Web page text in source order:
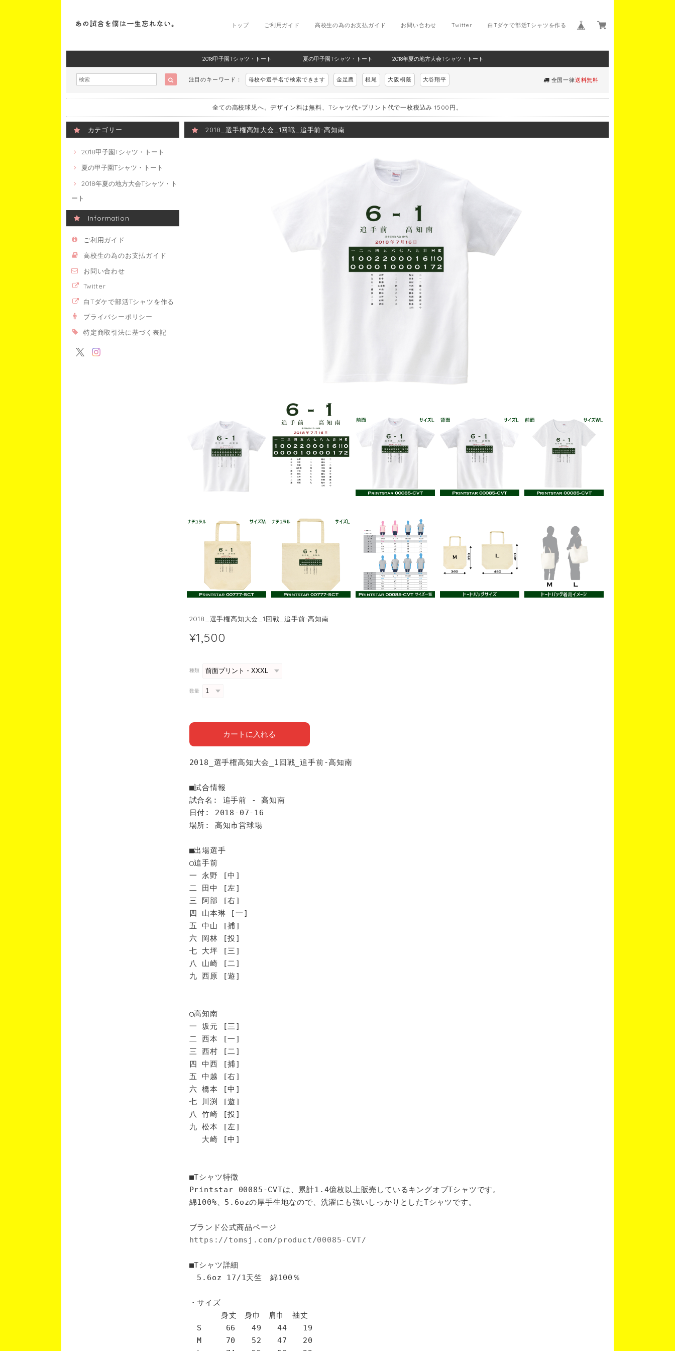
白Tダケで部活Tシャツを作る
Twitter
お問い合わせ
高校生の為のお支払ガイド
ご利用ガイド
トップ
2018甲子園Tシャツ・トート 夏の甲子園Tシャツ・トート 2018年夏の地方大会Tシャツ・トート
注目のキーワード： 母校や選手名で検索できます 金足農 根尾 大阪桐蔭 大谷翔平 全国一律送料無料
全ての高校球児へ。デザイン料は無料、Tシャツ代+プリント代で一枚税込み 1500円。
カテゴリー
2018甲子園Tシャツ・トート
夏の甲子園Tシャツ・トート
2018年夏の地方大会Tシャツ・ト
ート
Information
ご利用ガイド
高校生の為のお支払ガイド
お問い合わせ
Twitter
白Tダケで部活Tシャツを作る
プライバシーポリシー
特定商取引法に基づく表記
2018_選手権高知大会_1回戦_追手前-高知南
2018_選手権高知大会_1回戦_追手前-高知南
¥1,500
種類
数量
カートに入れる
2018_選手権高知大会_1回戦_追手前-高知南
■試合情報
試合名: 追手前 - 高知南
日付: 2018-07-16
場所: 高知市営球場
■出場選手
◯追手前
一 永野 [中]
二 田中 [左]
三 阿部 [右]
四 山本琳 [一]
五 中山 [捕]
六 岡林 [投]
七 大坪 [三]
八 山崎 [二]
九 西原 [遊]
◯高知南
一 坂元 [三]
二 西本 [一]
三 西村 [二]
四 中西 [捕]
五 中越 [右]
六 橋本 [中]
七 川渕 [遊]
八 竹崎 [投]
九 松本 [左]
大崎 [中]
■Tシャツ特徴
Printstar 00085-CVTは、累計1.4億枚以上販売しているキングオブTシャツです。
綿100%、5.6ozの厚手生地なので、洗濯にも強いしっかりとしたTシャツです。
ブランド公式商品ページ
https://tomsj.com/product/00085-CVT/
■Tシャツ詳細
5.6oz 17/1天竺 綿100％
・サイズ
身丈 身巾 肩巾 袖丈
S 66 49 44 19
M 70 52 47 20